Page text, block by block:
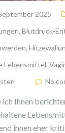
2025
, Blutdruck-
,
Lebensmittel,
No
Ihnen
ihnen eher